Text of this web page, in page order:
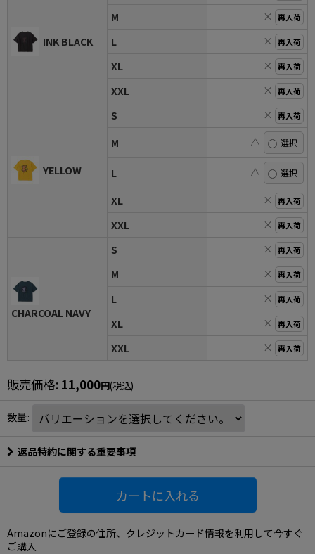
INK BLACK
M × 再入荷
L × 再入荷
XL × 再入荷
XXL × 再入荷
YELLOW
S × 再入荷
M △
L
△
XL
× 再入荷
XXL × 再入荷
CHARCOAL NAVY
S × 再入荷
M × 再入荷
L × 再入荷
XL × 再入荷
XXL × 再入荷
販売価格: 11,000円(税込)
数量:
返品特約に関する重要事項
カートに入れる
Amazonにご登録の住所、クレジットカード情報を利用して今すぐ
ご購入